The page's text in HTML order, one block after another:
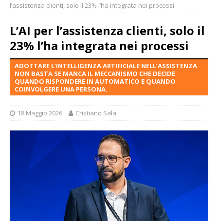
l’assistenza clienti, solo il 23% l’ha integrata nei processi
L’AI per l’assistenza clienti, solo il
23% l’ha integrata nei processi
ADOTTARE L’INTELLIGENZA ARTIFICIALE NELL’ASSISTENZA
NON BASTA SE MANCA IL MECCANISMO CHE DECIDE
QUANDO RISPONDERE IN AUTOMATICO E QUANDO
COINVOLGERE UNA PERSONA.
18 Maggio 2026 Cristiano Sala